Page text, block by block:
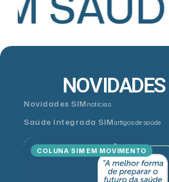
Novidades SIM notícias
Saúde Integrada SIMartigos de saúde
COLUNA SIM EM MOVIMENTO